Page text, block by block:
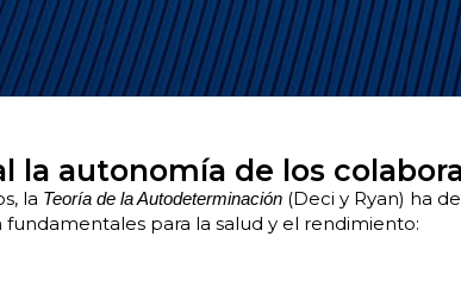
la autonomía de los
la Teoría de la Autodeterminación (Deci y Ryan) ha
para la salud y el rendimiento: